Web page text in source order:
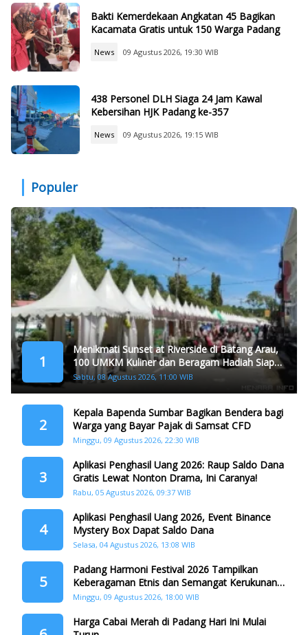
Bakti Kemerdekaan Angkatan 45 Bagikan
Kacamata Gratis untuk 150 Warga Padang
News 09 Agustus 2026, 19:30 WIB
438 Personel DLH Siaga 24 Jam Kawal
Kebersihan HJK Padang ke-357
News 09 Agustus 2026, 19:15 WIB
Populer
1
Menikmati Sunset at Riverside di Batang Arau,
100 UMKM Kuliner dan Beragam Hadiah Siap
Memanjakan Warga di Momen HJK Padang
Sabtu, 08 Agustus 2026, 11:00 WIB
2
Kepala Bapenda Sumbar Bagikan Bendera bagi
Warga yang Bayar Pajak di Samsat CFD
Minggu, 09 Agustus 2026, 22:30 WIB
3
Aplikasi Penghasil Uang 2026: Raup Saldo Dana
Gratis Lewat Nonton Drama, Ini Caranya!
Rabu, 05 Agustus 2026, 09:37 WIB
4
Aplikasi Penghasil Uang 2026, Event Binance
Mystery Box Dapat Saldo Dana
Selasa, 04 Agustus 2026, 13:08 WIB
5
Padang Harmoni Festival 2026 Tampilkan
Keberagaman Etnis dan Semangat Kerukunan
di HJK ke-357
Minggu, 09 Agustus 2026, 18:00 WIB
Harga Cabai Merah di Padang Hari Ini Mulai